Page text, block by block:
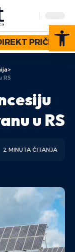
PRIČE
>
RS
u RS
2 MINUTA ČITANJA